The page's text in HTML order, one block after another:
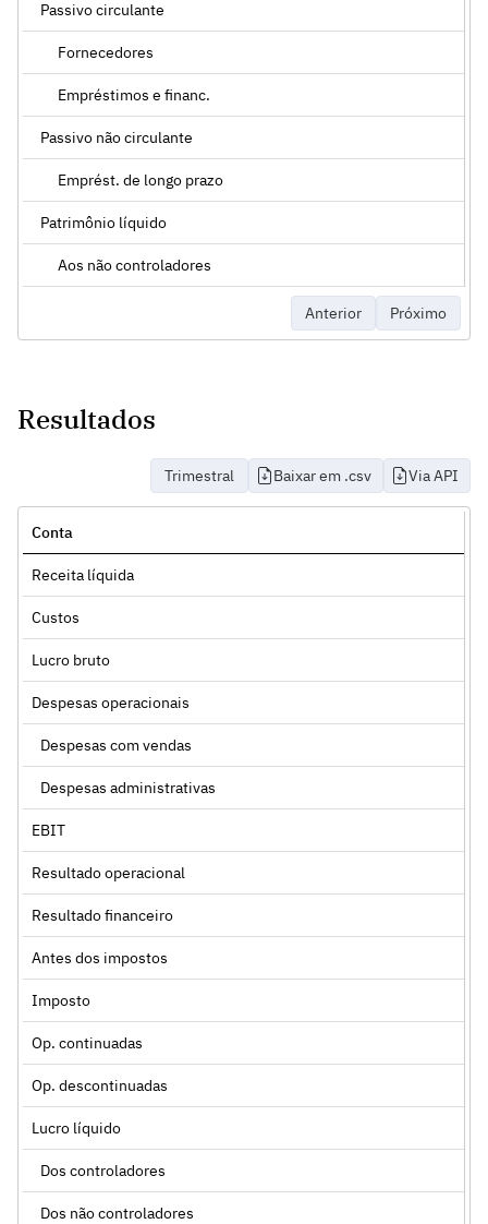
Passivo circulante
Fornecedores
Empréstimos e financ.
Passivo não circulante
Emprést. de longo prazo
Patrimônio líquido
Aos não controladores
Anterior Próximo
Resultados
Trimestral Baixar em .csv Via API
Conta
Receita líquida
Custos
Lucro bruto
Despesas operacionais
Despesas com vendas
Despesas administrativas
EBIT
Resultado operacional
Resultado financeiro
Antes dos impostos
Imposto
Op. continuadas
Op. descontinuadas
Lucro líquido
Dos controladores
Dos não controladores